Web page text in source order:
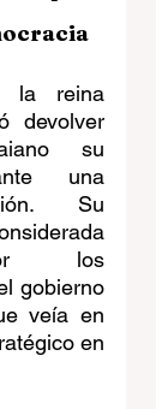
la reina
devolver
su
una
Su
los
gobierno
veía en
en